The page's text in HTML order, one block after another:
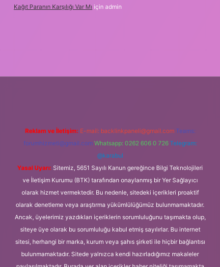
Kağıt Paranın Karşılığı Var Mı için admin
Reklam ve İletişim: E-mail: backlinkpaneli@gmail.com Teams:
forumhizmeti@gmail.com Whatsapp: 0262 606 0 726 Telegram:
@karabul
Yasal Uyarı: Sitemiz, 5651 Sayılı Kanun gereğince Bilgi Teknolojileri
ve İletişim Kurumu (BTK) tarafından onaylanmış bir Yer Sağlayıcı
olarak hizmet vermektedir. Bu nedenle, sitedeki içerikleri proaktif
olarak denetleme veya araştırma yükümlülüğümüz bulunmamaktadır.
Ancak, üyelerimiz yazdıkları içeriklerin sorumluluğunu taşımakta olup,
siteye üye olarak bu sorumluluğu kabul etmiş sayılırlar. Bu internet
sitesi, herhangi bir marka, kurum veya şahıs şirketi ile hiçbir bağlantısı
bulunmamaktadır. Sitede yalnızca kendi hazırladığımız makaleler